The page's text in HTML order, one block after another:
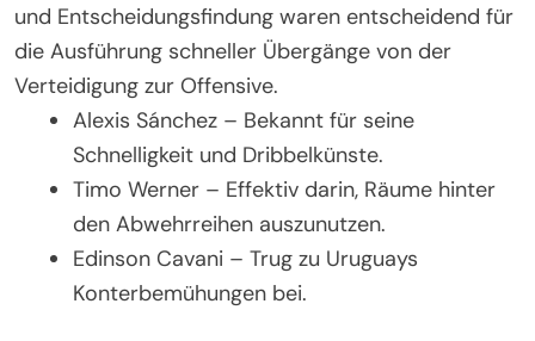
und Entscheidungsfindung waren entscheidend für
die Ausführung schneller Übergänge von der
Verteidigung zur Offensive.
Alexis Sánchez – Bekannt für seine
Schnelligkeit und Dribbelkünste.
Timo Werner – Effektiv darin, Räume hinter
den Abwehrreihen auszunutzen.
Edinson Cavani – Trug zu Uruguays
Konterbemühungen bei.